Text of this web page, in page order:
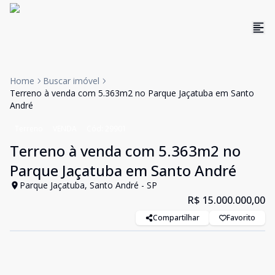
Home
Buscar imóvel
Terreno à venda com 5.363m2 no Parque Jaçatuba em Santo
André
Terreno à venda com 5.363m2 no
Parque Jaçatuba em Santo André
Parque Jaçatuba, Santo André - SP
R$ 15.000.000,00
Compartilhar Favorito